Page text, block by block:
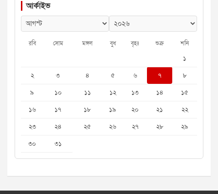
আর্কাইভ
রবি সোম মঙ্গল বুধ বৃহঃ শুক্র শনি
১
২
৩ ৪ ৫ ৬ ৭
৮
৯
১০ ১১ ১২ ১৩ ১৪
১৫
১৬
১৭ ১৮ ১৯ ২০ ২১
২২
২৩
২৪ ২৫ ২৬ ২৭ ২৮
২৯
৩০
৩১